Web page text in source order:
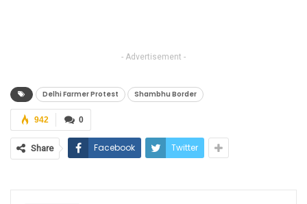
- Advertisement -
Delhi Farmer Protest Shambhu Border
0
942
Share Facebook Twitter